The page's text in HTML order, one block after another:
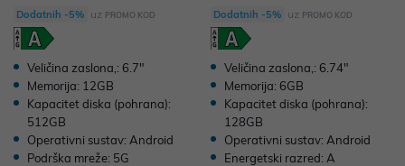
Dodatnih -5% uz PROMO KOD
Veličina zaslona,: 6.7"
Memorija: 12GB
Kapacitet diska (pohrana):
512GB
Operativni sustav: Android
Podrška mreže: 5G
Dodatnih -5% uz PROMO KOD
Veličina zaslona,: 6.74"
Memorija: 6GB
Kapacitet diska (pohrana):
128GB
Operativni sustav: Android
Energetski razred: A